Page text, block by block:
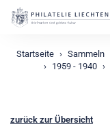
Startseite Sammeln
1959 - 1940
zurück zur Übersicht